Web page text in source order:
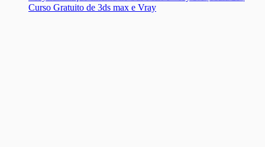
Curso Gratuito de 3ds max e Vray